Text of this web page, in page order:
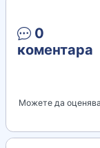
0
коментара
Можете да